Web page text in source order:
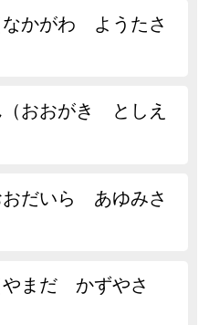
かがわ ようたさ
おおがき としえ
だいら あゆみさ
まだ かずやさ